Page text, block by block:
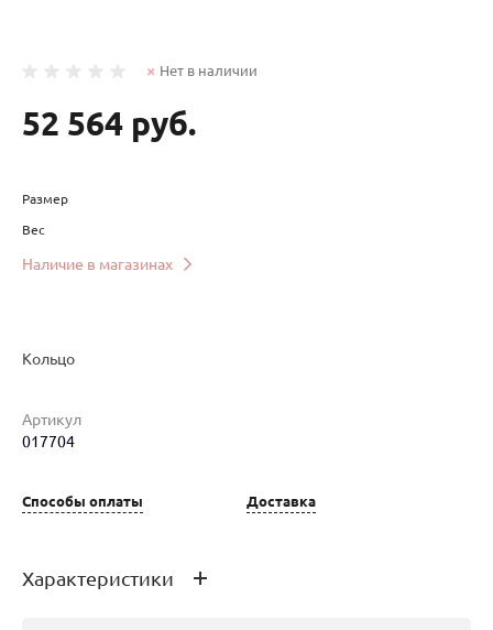
Нет в наличии
52 564 руб.
Размер
Вес
Наличие в магазинах
Наименование товара
Кольцо (30169067) 19.5
Кольцо
Артикул
017704
Способы оплаты Доставка
Характеристики